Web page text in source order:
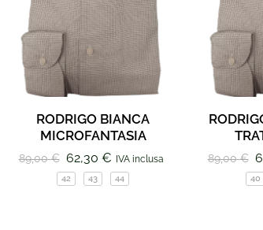
RODRIGO BIANCA
MICROFANTASIA
89,00€ 62,30 € IVA inclusa
42 43 44
89,00€
40